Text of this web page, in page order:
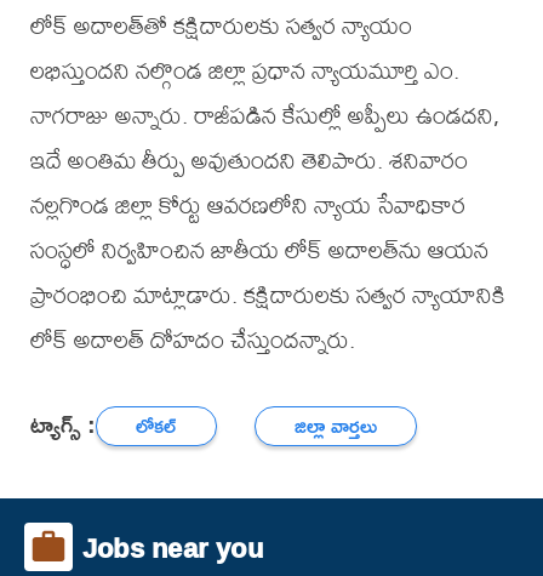
లోక్‌ అదాలత్‌తో కక్షిదారులకు సత్వర న్యాయం
లభిస్తుందని నల్గొండ జిల్లా ప్రధాన న్యాయమూర్తి ఎం.
నాగరాజు అన్నారు. రాజీపడిన కేసుల్లో అప్పీలు ఉండదని,
ఇదే అంతిమ తీర్పు అవుతుందని తెలిపారు. శనివారం
నల్లగొండ జిల్లా కోర్టు ఆవరణలోని న్యాయ సేవాధికార
సంస్ధలో నిర్వహించిన జాతీయ లోక్‌ అదాలత్‌ను ఆయన
ప్రారంభించి మాట్లాడారు. కక్షిదారులకు సత్వర న్యాయానికి
లోక్‌ అదాలత్‌ దోహదం చేస్తుందన్నారు.
ట్యాగ్స్ : లోకల్ జిల్లా వార్తలు
Jobs near you